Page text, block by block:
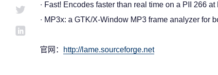
· Fast! Encodes faster than real time on a PII 266
· MP3x: a GTK/X-Window MP3 frame analyzer for
官网： http://lame.sourceforge.net